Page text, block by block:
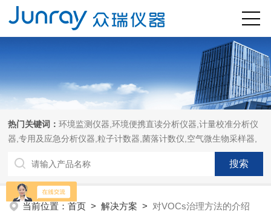
热门关键词：环境监测仪器,环境便携直读分析仪器,计量校准分析仪
器,专用及应急分析仪器,粒子计数器,菌落计数仪,空气微生物采样器,
当前位置：首页 >解决方案 > 对VOCs治理方法的介绍